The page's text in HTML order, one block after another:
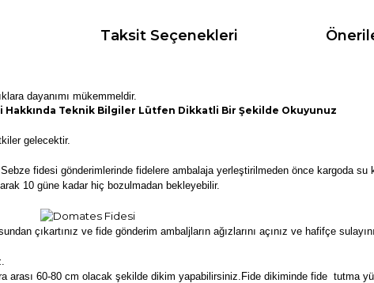
Taksit Seçenekleri
dayanımı mükemmeldir.
Hakkında Teknik Bilgiler Lütfen Dikkatli Bir Şekilde Okuyunuz
gelecektir.
fidesi gönderimlerinde fidelere ambalaja yerleştirilmeden önce kargoda su
10 güne kadar hiç bozulmadan bekleyebilir.
çıkartınız ve fide gönderim ambaljların ağızlarını açınız ve hafifçe
60-80 cm olacak şekilde dikim yapabilirsiniz.Fide dikiminde fide tutma